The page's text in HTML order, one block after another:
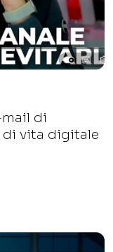
mail di
vita digitale